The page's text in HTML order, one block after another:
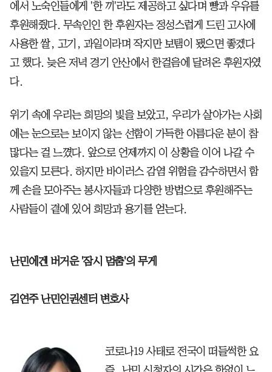
에서 노숙인들에게 '한 끼'라도 제공하고 싶다며 빵과 우유를
후원해줬다. 무속인인 한 후원자는 정성스럽게 드린 고사에
사용한 쌀, 고기, 과일이라며 작지만 보탬이 됐으면 좋겠다
고 했다. 늦은 저녁 경기 안산에서 한걸음에 달려온 후원자였
다.
위기 속에 우리는 희망의 빛을 보았고, 우리가 살아가는 사회
에는 눈으로는 보이지 않는 선함이 가득한 아름다운 분이 참
많다는 걸 느꼈다. 앞으로 언제까지 이 상황을 이어 나갈 수
있을지 모른다. 하지만 바이러스 감염 위험을 감수하면서 함
께 손을 모아주는 봉사자들과 다양한 방법으로 후원해주는
사람들이 곁에 있어 희망과 용기를 얻는다.
난민에겐 버거운 '잠시 멈춤'의 무게
김연주 난민인권센터 변호사
코로나19 사태로 전국이 떠들썩한 요